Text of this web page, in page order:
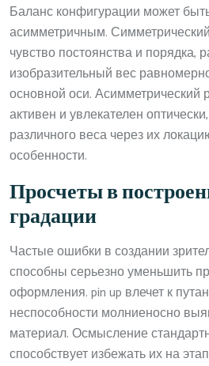
Баланс конфигурации может
асимметричным.
чувство постоянства и порядка,
изобразительный вес
основной оси. Асимметрический
активен и увлекателен
различного веса через их
особенности.
Просчеты в
градации
Частые ошибки в создании
способны серьезно уменьшить
оформления. pin up влечет к
неспособности молниеносно
материал. Осмысление
способствует избежать их на